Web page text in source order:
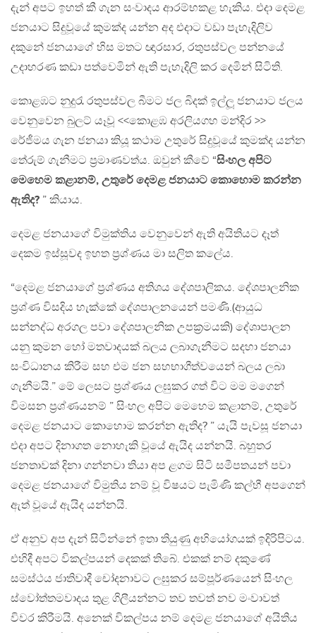
දැන් අපට ඉහත් කී ගැන සංවාදය ආරම්භකළ හැකිය. එදා දෙමළ
ජනයාට සිදු​වූයේ කුමක්ද යන්න අද එදාට වඩා පැහැදිලිව
දකුනේ ජනයාගේ හිස මතට ඥාරසාර, රතුපස්වල පන්නයේ
උදාහරණ කඩා පත්වෙමින් ඇති පැහැදිලි කර දෙමින් සිටිති.
කොළඹට නුදුරැ රතුපස්වල බීමට ජල බිදක් ඉල්ලූ ජනයාට ජලය
වෙනුවෙන බුලට් යෑවූ <<කොළඹ අරලියගහ මන්දිර >>
රේජීමය ගැන ජනයා කියූ කථාම උතුරේ සිදුවූයේ කුමක්ද යන්න
තේරුම් ගැනීමට ප්‍රමාණවත්ය. ඔවුන් කීවේ “සිංහල අපිට
මෙහෙම කළානම්, උතුරේ දෙමළ ජනයාට කොහොම කරන්න
ඇතිද? ” කියාය.
දෙමළ ජනයාගේ විමුක්තිය වෙනුවෙන් ඇති අයිතියට දෑත්
දෙකම ඉස්සූවද ඉහත ප්‍රශ්ණය මා සලිත කලේය.
“දෙමළ ජනයාගේ ප්‍රශ්ණය අතිශය දේශපාලිකය. දේශපාලනික
ප්‍රශ්ණ විසදිය හැක්කේ දේශපාලනයෙන් පමණි.(ආයුධ
සන්නද්ධ අරගල පවා ​දේශපාලනික උපක්‍රමයකි) දේශාපාලන
යනු කුමන හෝ මතවාදයක් බලය ලබාගැනීමට සදහා ජනයා
සංවිධානය කිරීම සහ එම ජන සහභාගීත්වයෙන් බලය ලබා
ගැනීමයි.” මේ ලෙසට ප්‍රශ්ණය ලඝුකර ගත් විට මම මගෙන්
විමසන ප්‍රශ්ණයනම් ” සිංහල අපිට මෙහෙම කළානම්, උතුරේ
දෙමළ ජනයාට කොහොම කරන්න ඇතිද? ” යැයි පැවසූ ජනයා
එදා අපට දිනාගත නොහැකි වූයේ ඇයිද යන්නයි. බහුතර
ජනතාවක් දිනා ගන්නවා තියා අප ළගම සිටි සමීපතයන් පවා
දෙමළ ජනයාගේ විමුතිය නම් වූ විෂයට පැමිණි කල්හී අපගෙන්
ඇත් වූයේ ඇයිද යන්නයි.
ඒ අනුව අප දැන් සිටින්නේ ඉතා තියුණු අභි​යෝගයක් ඉදිරිපිටය.
එහිදී අපට විකල්පයන් දෙකක් තිබේ. එකක් නම් දකුණේ
සමස්ථය ජාතිවාදී චෝදනාවට ලඝුකර සම්පූර්ණයෙන් සිංහල
ස්වෝත්තමවාදය තුළ ගිලීයන්නට තව තවත් නව මංවාවත්
විවර කිරීමයි. අනෙක් විකල්පය නම් දෙමළ ජනයාගේ අයිතිය